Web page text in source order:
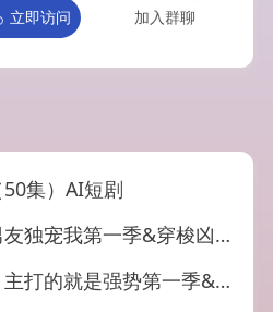
立即访问 加入群聊
集）AI短剧
梭凶局逃跑男友独宠我第一季（69集）AI短剧
玄幻一脉相承主打的就是强势第一季（138集）AI短剧